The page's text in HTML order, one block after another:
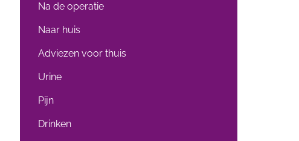
Na de operatie
Naar huis
Adviezen voor thuis
Urine
Pijn
Drinken